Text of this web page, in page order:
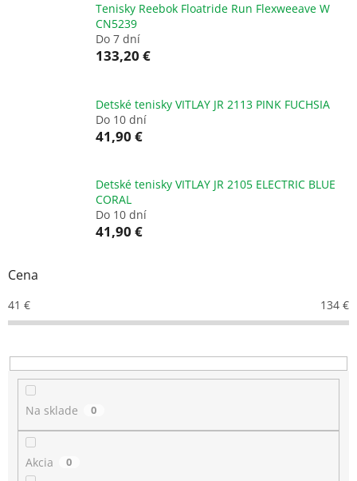
Tenisky Reebok Floatride Run Flexweeave W
CN5239
Do 7 dní
133,20 €
Detské tenisky VITLAY JR 2113 PINK FUCHSIA
Do 10 dní
41,90 €
Detské tenisky VITLAY JR 2105 ELECTRIC BLUE
CORAL
Do 10 dní
41,90 €
Cena
41 € 134 €
Na sklade 0
Akcia 0